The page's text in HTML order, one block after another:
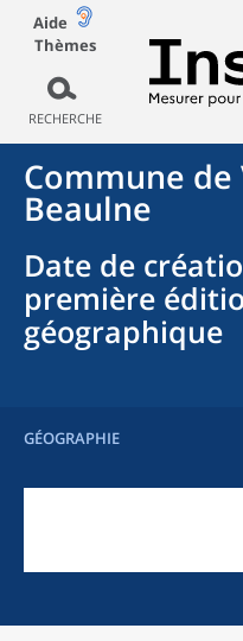
Aide
Thèmes
RECHERCHE
Commune de
Beaulne
Date de
première
géographique
GÉOGRAPHIE